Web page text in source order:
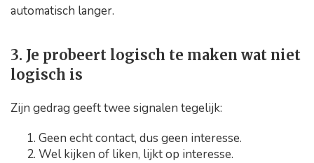
automatisch langer.
3. Je probeert logisch te maken wat niet
logisch is
Zijn gedrag geeft twee signalen tegelijk:
Geen echt contact, dus geen interesse.
Wel kijken of liken, lijkt op interesse.